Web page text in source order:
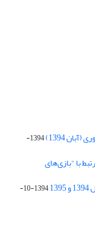
1394)
1394-
مقالات مرتبط با "بازی‌های
1394-10-